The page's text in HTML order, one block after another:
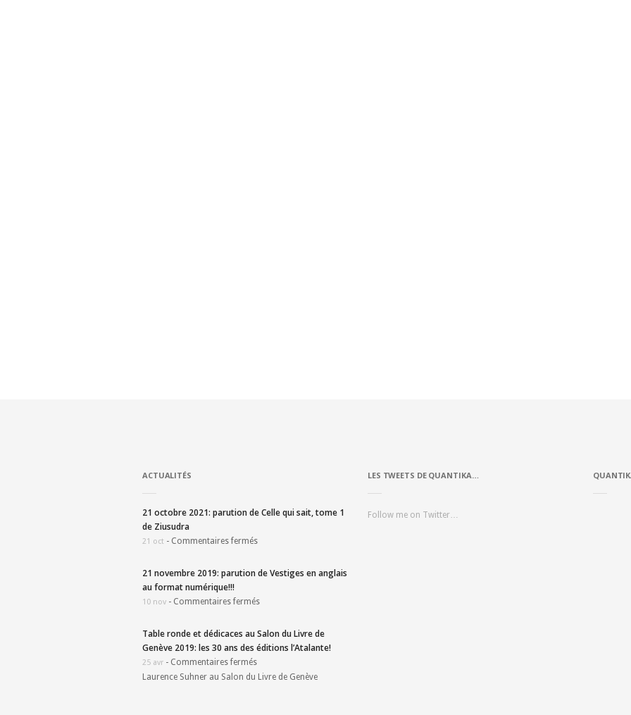
ACTUALITÉS
21 octobre 2021: parution de Celle qui sait, tome 1
de Ziusudra
21 oct - Commentaires fermés
21 novembre 2019: parution de Vestiges en anglais
au format numérique!!!
10 nov - Commentaires fermés
Table ronde et dédicaces au Salon du Livre de
Genève 2019: les 30 ans des éditions l’Atalante!
25 avr - Commentaires fermés
Laurence Suhner au Salon du Livre de Genève
LES TWEETS DE QUANTIKA…
Follow me on Twitter…